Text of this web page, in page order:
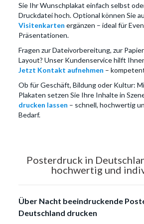
Sie Ihr Wunschplakat einfach selbst
Druckdatei hoch. Optional können Sie
Visitenkarten ergänzen – ideal für
Präsentationen.
Fragen zur Dateivorbereitung, zur
Layout? Unser Kundenservice hilft
Jetzt Kontakt aufnehmen –
Ob für Geschäft, Bildung oder Kultur:
Plakaten setzen Sie Ihre Inhalte in
drucken lassen – schnell, hochwertig
Bedarf.
Posterdruck in
hochwertig und
Über Nacht beeindruckende
Deutschland drucken